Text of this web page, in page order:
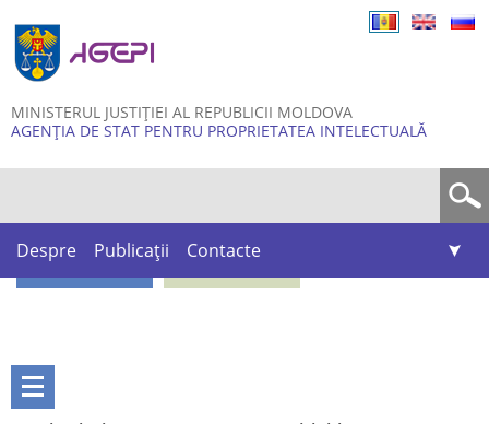
MINISTERUL JUSTIȚIEI AL REPUBLICII MOLDOVA
AGENȚIA DE STAT PENTRU PROPRIETATEA INTELECTUALĂ
Despre Publicații Contacte